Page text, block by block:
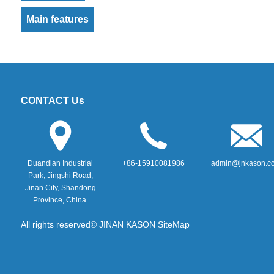
Main features
CONTACT Us
Duandian Industrial
Park, Jingshi Road,
Jinan City, Shandong
Province, China.
+86-15910081986
All rights reserved© JINAN KASON SiteMap